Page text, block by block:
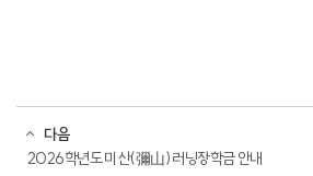
다음
2026학년도 미산(彌山) 러닝장학금 안내